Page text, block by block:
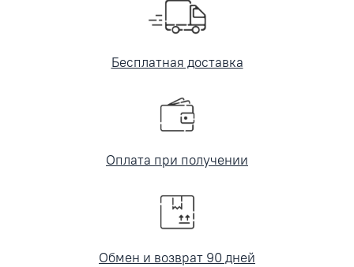
Бесплатная доставка
Оплата при получении
Обмен и возврат 90 дней